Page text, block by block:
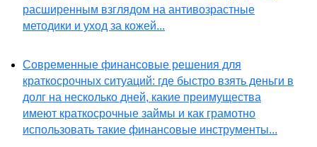
расширенным взглядом на антивозрастные
методики и уход за кожей...
Современные финансовые решения для
краткосрочных ситуаций: где быстро взять деньги в
долг на несколько дней, какие преимущества
имеют краткосрочные займы и как грамотно
использовать такие финансовые инструменты...